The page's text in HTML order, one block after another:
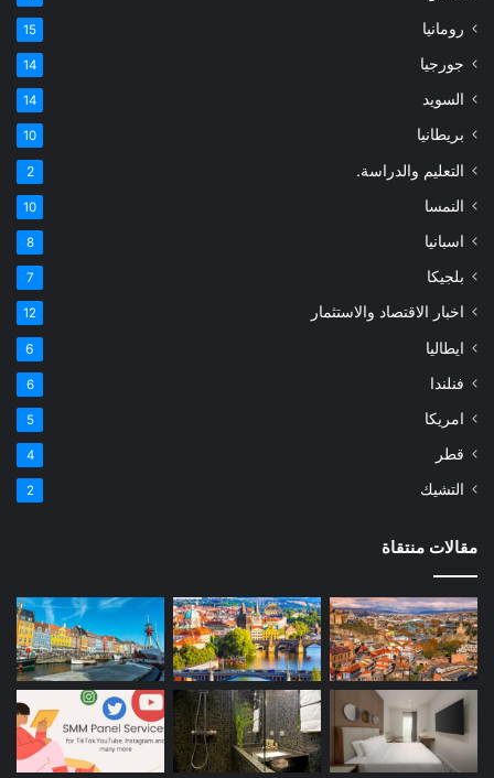
رومانيا 15
جورجيا 14
السويد 14
بريطانيا 10
التعليم والدراسة. 2
النمسا 10
اسبانيا 8
بلجيكا 7
اخبار الاقتصاد والاستثمار 12
ايطاليا 6
فنلندا 6
امريكا 5
قطر 4
التشيك 2
مقالات منتقاة